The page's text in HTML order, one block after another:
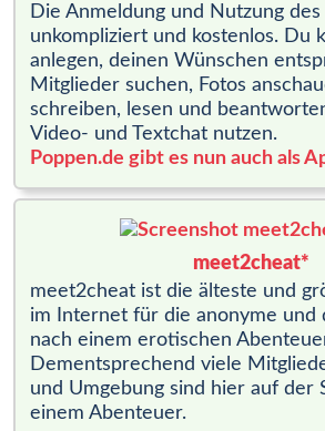
Die Anmeldung und Nutzung
unkompliziert und kostenlos. Du
anlegen, deinen Wünschen
Mitglieder suchen, Fotos
schreiben, lesen und
Video- und Textchat nutzen.
Poppen.de gibt es nun auch als
meet2cheat*
meet2cheat ist die älteste und
im Internet für die anonyme und
nach einem erotischen
Dementsprechend viele
und Umgebung sind hier auf der
einem Abenteuer.